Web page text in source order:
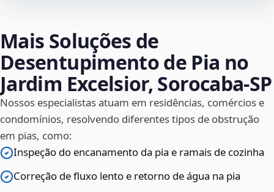
Mais Soluções de
Desentupimento de Pia no
Jardim Excelsior, Sorocaba‑SP
Nossos especialistas atuam em residências, comércios e
condomínios, resolvendo diferentes tipos de obstrução
em pias, como:
Inspeção do encanamento da pia e ramais de cozinha
Correção de fluxo lento e retorno de água na pia